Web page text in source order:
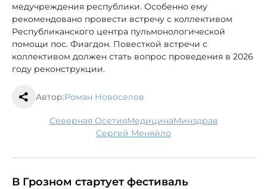
медучреждения республики. Особенно ему
рекомендовано провести встречу с коллективом
Республиканского центра пульмонологической
помощи пос. Фиагдон. Повесткой встречи с
коллективом должен стать вопрос проведения в 2026
году реконструкции.
Автор:Роман Новоселов
Северная Осетия медицина
минздрав
Сергей Меняйло
В Грозном стартует фестиваль